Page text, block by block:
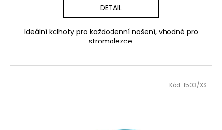
DETAIL
Ideální kalhoty pro každodenní nošení, vhodné pro
stromolezce.
Kód: 1503/XS